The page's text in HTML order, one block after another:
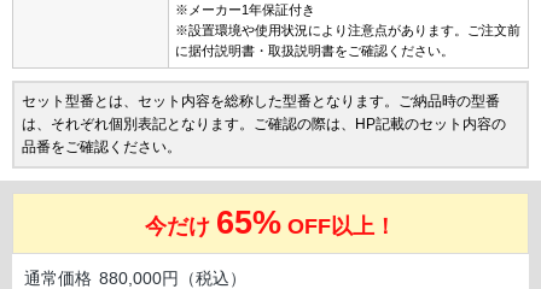
※メーカー1年保証付き
※設置環境や使用状況により注意点があります。ご注文前
に据付説明書・取扱説明書をご確認ください。
セット型番とは、セット内容を総称した型番となります。ご納品時の型番
は、それぞれ個別表記となります。ご確認の際は、HP記載のセット内容の
品番をご確認ください。
今だけ 65% OFF以上！
通常価格 880,000円（税込）